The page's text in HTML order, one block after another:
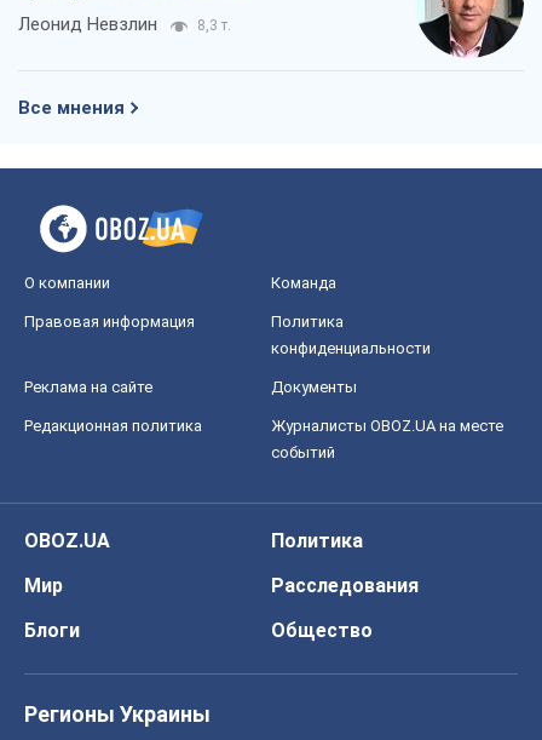
Леонид Невзлин 8,3 т.
Все мнения
О компании Команда
Правовая информация
Политика
конфиденциальности
Реклама на сайте Документы
Редакционная политика
Журналисты OBOZ.UA на месте
событий
OBOZ.UA
Политика
Мир
Расследования
Блоги
Общество
Регионы Украины